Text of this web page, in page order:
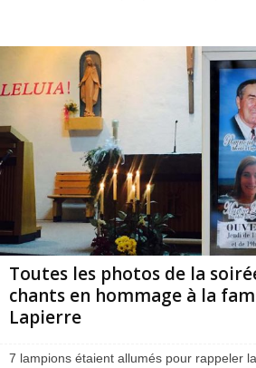
Toutes les photos de la
chants en hommage à la
Lapierre
7 lampions étaient allumés pour rappeler